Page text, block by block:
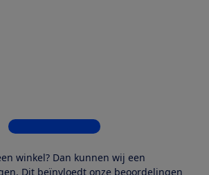
Bekijk alle 7 winkels
winkel? Dan kunnen wij een
Dit beïnvloedt onze beoordelingen